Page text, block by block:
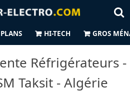
HI-TECH GROS
Réfrigérateurs -
Taksit - Algérie